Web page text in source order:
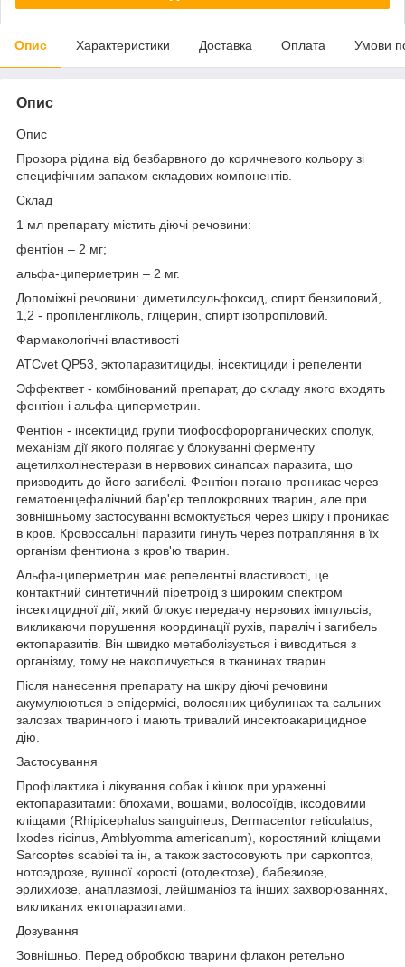
Опис Характеристики Доставка Оплата Умови
Опис
Опис
Прозора рідина від безбарвного до коричневого кольору зі
специфічним запахом складових компонентів.
Склад
1 мл препарату містить діючі речовини:
фентіон – 2 мг;
альфа-циперметрин – 2 мг.
Допоміжні речовини: диметилсульфоксид, спирт бензиловий,
1,2 - пропіленгліколь, гліцерин, спирт ізопропіловий.
Фармакологічні властивості
ATCvet QP53, эктопаразитициды, інсектициди і репеленти
Эффектвет - комбінований препарат, до складу якого входять
фентіон і альфа-циперметрин.
Фентіон - інсектицид групи тиофосфорорганических сполук,
механізм дії якого полягає у блокуванні ферменту
ацетилхолінестерази в нервових синапсах паразита, що
призводить до його загибелі. Фентіон погано проникає через
гематоенцефалічний бар'єр теплокровних тварин, але при
зовнішньому застосуванні всмоктується через шкіру і проникає
в кров. Кровоссальні паразити гинуть через потрапляння в їх
організм фентиона з кров'ю тварин.
Альфа-циперметрин має репелентні властивості, це
контактний синтетичний піретроїд з широким спектром
інсектицидної дії, який блокує передачу нервових імпульсів,
викликаючи порушення координації рухів, параліч і загибель
ектопаразитів. Він швидко метаболізується і виводиться з
організму, тому не накопичується в тканинах тварин.
Після нанесення препарату на шкіру діючі речовини
акумулюються в епідермісі, волосяних цибулинах та сальних
залозах тваринного і мають тривалий инсектоакарицидное
дію.
Застосування
Профілактика і лікування собак і кішок при ураженні
ектопаразитами: блохами, вошами, волосоїдів, іксодовими
кліщами (Rhipicephalus sanguineus, Dermacentor reticulatus,
Ixodes ricinus, Amblyomma americanum), коростяний кліщами
Sarcoptes scabiei та ін, а також застосовують при саркоптоз,
нотоэдрозе, вушної корості (отодектозе), бабезиозе,
эрлихиозе, анаплазмозі, лейшманіоз та інших захворюваннях,
викликаних ектопаразитами.
Дозування
Зовнішньо. Перед обробкою тварини флакон ретельно